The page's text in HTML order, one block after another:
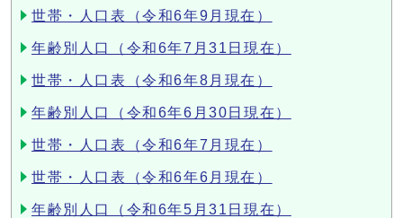
世帯・人口表（令和6年9月現在）
年齢別人口（令和6年7月31日現在）
世帯・人口表（令和6年8月現在）
年齢別人口（令和6年6月30日現在）
世帯・人口表（令和6年7月現在）
世帯・人口表（令和6年6月現在）
年齢別人口（令和6年5月31日現在）